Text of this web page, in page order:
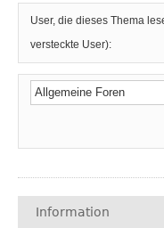
User, die dieses Thema
versteckte User):
Information